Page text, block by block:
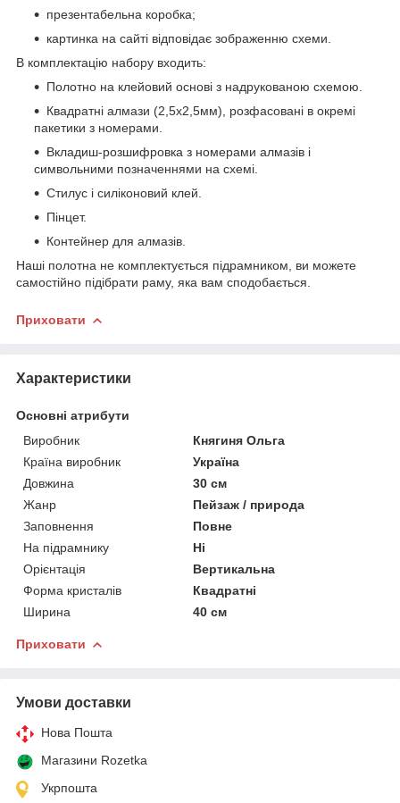
презентабельна коробка;
картинка на сайті відповідає зображенню схеми.
В комплектацію набору входить:
Полотно на клейовий основі з надрукованою схемою.
Квадратні алмази (2,5х2,5мм), розфасовані в окремі
пакетики з номерами.
Вкладиш-розшифровка з номерами алмазів і
символьними позначеннями на схемі.
Стилус і силіконовий клей.
Пінцет.
Контейнер для алмазів.
Наші полотна не комплектується підрамником, ви можете
самостійно підібрати раму, яка вам сподобається.
Приховати
Характеристики
Основні атрибути
Виробник
Княгиня Ольга
Країна виробник
Україна
Довжина
30 см
Жанр
Пейзаж / природа
Заповнення
Повне
На підрамнику
Ні
Орієнтація
Вертикальна
Форма кристалів
Квадратні
Ширина
40 см
Приховати
Умови доставки
Нова Пошта
Магазини Rozetka
Укрпошта